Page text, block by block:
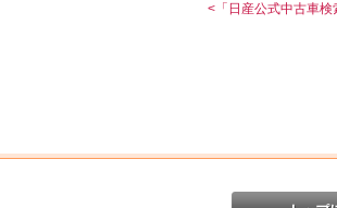
<「日産公式中古車